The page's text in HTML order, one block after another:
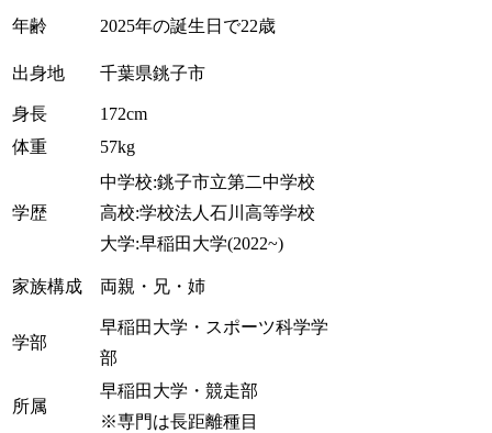
年齢 2025年の誕生日で22歳
出身地 千葉県銚子市
身長
172cm
体重
57kg
学歴
中学校:銚子市立第二中学校
高校:学校法人石川高等学校
大学:早稲田大学(2022~)
家族構成 両親・兄・姉
学部
早稲田大学・スポーツ科学学
部
所属
早稲田大学・競走部
※専門は長距離種目